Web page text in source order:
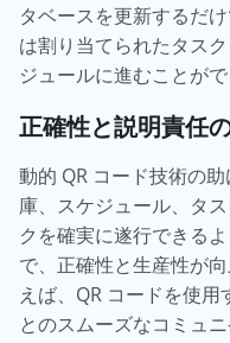
タベースを更新するだ
は割り当てられたタス
ジュールに進むことがで
正確性と説明責任
動的 QR コード技術の
庫、スケジュール、タ
クを確実に遂行できる
で、正確性と生産性が
えば、QR コードを使
とのスムーズなコミュ